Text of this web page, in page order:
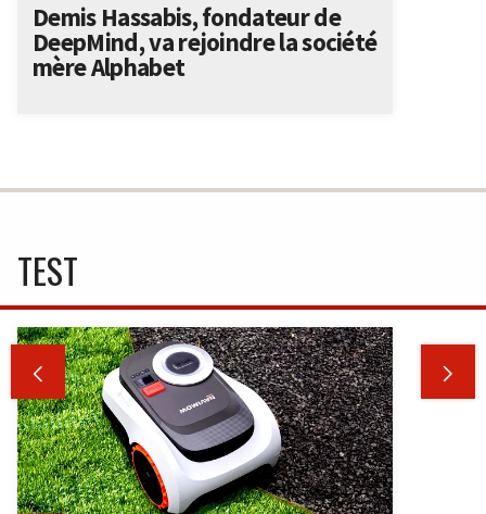
Demis Hassabis, fondateur de
DeepMind, va rejoindre la société
mère Alphabet
TEST
 